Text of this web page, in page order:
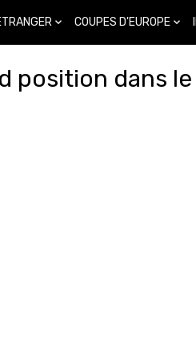
COUPES D'EUROPE
position dans le